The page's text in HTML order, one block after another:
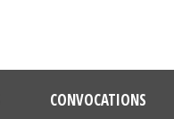
CONVOCATIONS